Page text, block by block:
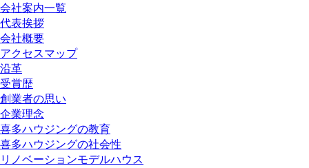
会社案内一覧
代表挨拶
会社概要
アクセスマップ
沿革
受賞歴
創業者の思い
企業理念
喜多ハウジングの教育
喜多ハウジングの社会性
リノベーションモデルハウス